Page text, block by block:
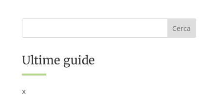
Ultime guide
x